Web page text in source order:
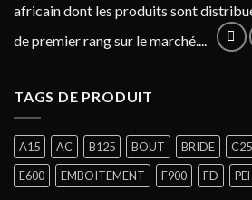
africain dont les produits sont
de premier rang sur le marché....
TAGS DE PRODUIT
A15 AC B125 BOUT BRIDE
E600
EMBOITEMENT F900 FD